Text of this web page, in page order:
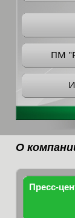
ПМ
О
Пресс-